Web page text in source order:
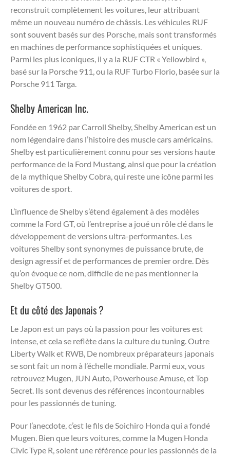
reconstruit complètement les voitures, leur attribuant
même un nouveau numéro de châssis. Les véhicules RUF
sont souvent basés sur des Porsche, mais sont transformés
en machines de performance sophistiquées et uniques.
Parmi les plus iconiques, il y a la RUF CTR « Yellowbird »,
basé sur la Porsche 911, ou la RUF Turbo Florio, basée sur la
Porsche 911 Targa.
Shelby American Inc.
Fondée en 1962 par Carroll Shelby, Shelby American est un
nom légendaire dans l’histoire des muscle cars américains.
Shelby est particulièrement connu pour ses versions haute
performance de la Ford Mustang, ainsi que pour la création
de la mythique Shelby Cobra, qui reste une icône parmi les
voitures de sport.
L’influence de Shelby s’étend également à des modèles
comme la Ford GT, où l’entreprise a joué un rôle clé dans le
développement de versions ultra-performantes. Les
voitures Shelby sont synonymes de puissance brute, de
design agressif et de performances de premier ordre. Dès
qu’on évoque ce nom, difficile de ne pas mentionner la
Shelby GT500.
Et du côté des Japonais ?
Le Japon est un pays où la passion pour les voitures est
intense, et cela se reflète dans la culture du tuning. Outre
Liberty Walk et RWB, De nombreux préparateurs japonais
se sont fait un nom à l’échelle mondiale. Parmi eux, vous
retrouvez Mugen, JUN Auto, Powerhouse Amuse, et Top
Secret. Ils sont devenus des références incontournables
pour les passionnés de tuning.
Pour l’anecdote, c’est le fils de Soichiro Honda qui a fondé
Mugen. Bien que leurs voitures, comme la Mugen Honda
Civic Type R, soient une référence pour les passionnés de la